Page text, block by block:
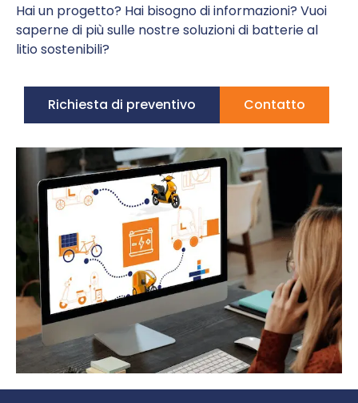
Hai un progetto? Hai bisogno di informazioni? Vuoi
saperne di più sulle nostre soluzioni di batterie al
litio sostenibili?
Richiesta di preventivo Contatto